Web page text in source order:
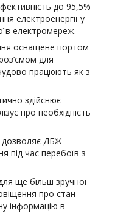
до 95,5%
електроенергії у
електромереж.
оснащене портом
для
працюють як з
здійснює
про необхідність
дозволяє ДБЖ
під час перебоїв з
ще більш зручної
про стан
інформацію в